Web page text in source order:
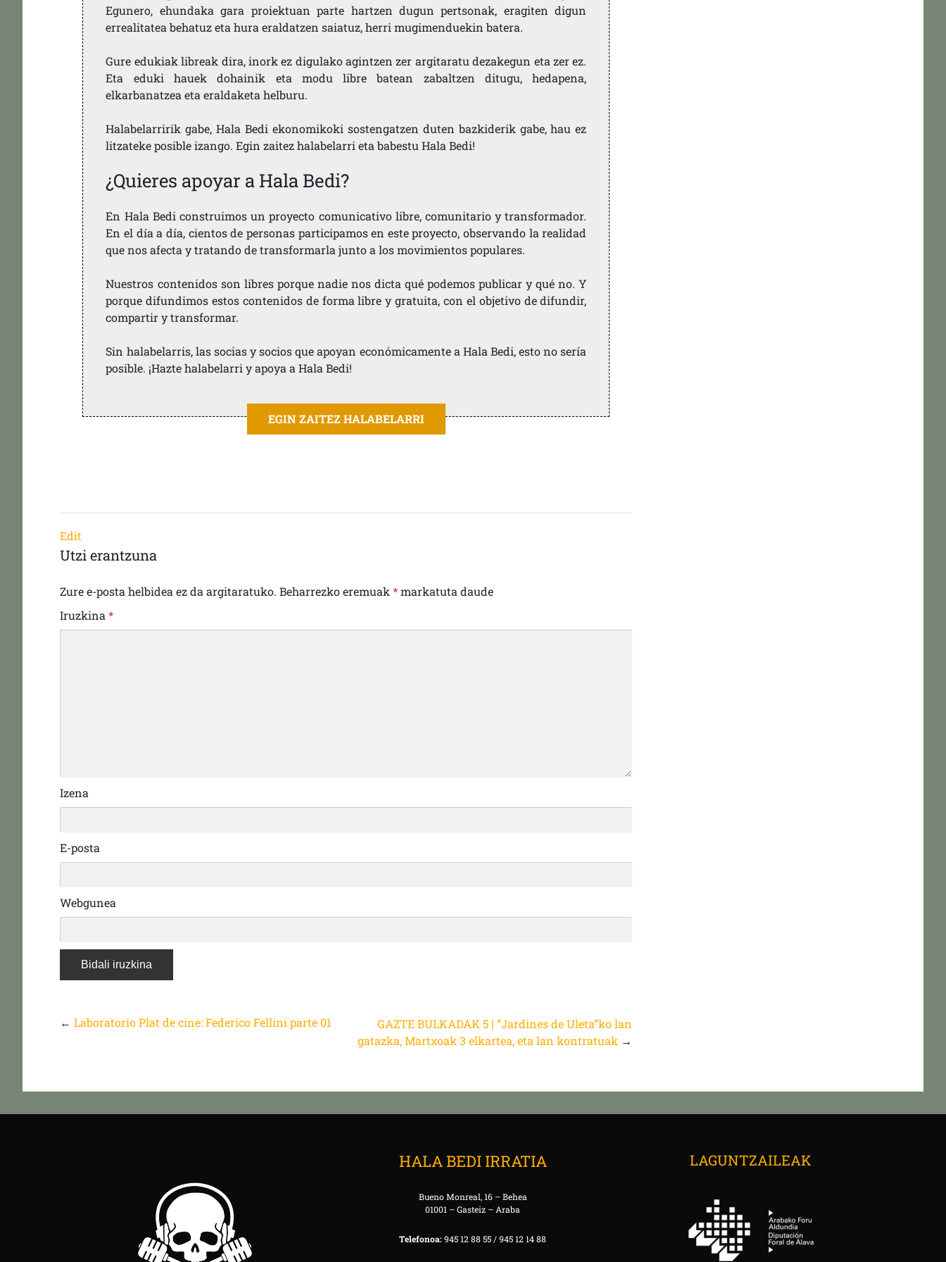
Egunero, ehundaka gara proiektuan parte hartzen dugun pertsonak, eragiten digun
errealitatea behatuz eta hura eraldatzen saiatuz, herri mugimenduekin batera.
Gure edukiak libreak dira, inork ez digulako agintzen zer argitaratu dezakegun eta zer ez.
Eta eduki hauek dohainik eta modu libre batean zabaltzen ditugu, hedapena,
elkarbanatzea eta eraldaketa helburu.
Halabelarririk gabe, Hala Bedi ekonomikoki sostengatzen duten bazkiderik gabe, hau ez
litzateke posible izango. Egin zaitez halabelarri eta babestu Hala Bedi!
¿Quieres apoyar a Hala Bedi?
En Hala Bedi construimos un proyecto comunicativo libre, comunitario y transformador.
En el día a día, cientos de personas participamos en este proyecto, observando la realidad
que nos afecta y tratando de transformarla junto a los movimientos populares.
Nuestros contenidos son libres porque nadie nos dicta qué podemos publicar y qué no. Y
porque difundimos estos contenidos de forma libre y gratuita, con el objetivo de difundir,
compartir y transformar.
Sin halabelarris, las socias y socios que apoyan económicamente a Hala Bedi, esto no sería
posible. ¡Hazte halabelarri y apoya a Hala Bedi!
EGIN ZAITEZ HALABELARRI
Edit
Utzi erantzuna
Zure e-posta helbidea ez da argitaratuko. Beharrezko eremuak*markatuta daude
Iruzkina*
Izena
E-posta
Webgunea
←Laboratorio Plat de cine: Federico Fellini parte 01
GAZTE BULKADAK 5 | “Jardines de Uleta”ko lan
gatazka, Martxoak 3 elkartea, eta lan kontratuak →
HALA BEDI IRRATIA
Bueno Monreal, 16 – Behea
01001 – Gasteiz – Araba
Telefonoa:945 12 88 55 / 945 12 14 88
LAGUNTZAILEAK